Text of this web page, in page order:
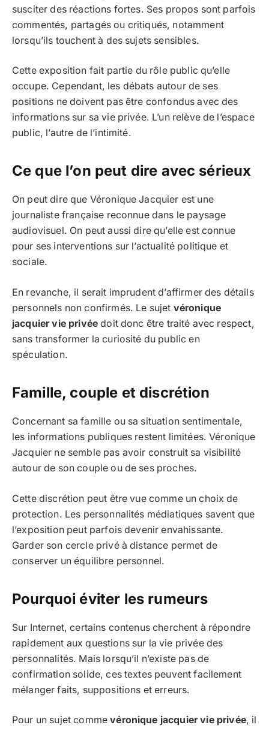
susciter des réactions fortes. Ses propos sont parfois
commentés, partagés ou critiqués, notamment
lorsqu’ils touchent à des sujets sensibles.
Cette exposition fait partie du rôle public qu’elle
occupe. Cependant, les débats autour de ses
positions ne doivent pas être confondus avec des
informations sur sa vie privée. L’un relève de l’espace
public, l’autre de l’intimité.
Ce que l’on peut dire avec sérieux
On peut dire que Véronique Jacquier est une
journaliste française reconnue dans le paysage
audiovisuel. On peut aussi dire qu’elle est connue
pour ses interventions sur l’actualité politique et
sociale.
En revanche, il serait imprudent d’affirmer des détails
personnels non confirmés. Le sujet véronique
jacquier vie privée doit donc être traité avec respect,
sans transformer la curiosité du public en
spéculation.
Famille, couple et discrétion
Concernant sa famille ou sa situation sentimentale,
les informations publiques restent limitées. Véronique
Jacquier ne semble pas avoir construit sa visibilité
autour de son couple ou de ses proches.
Cette discrétion peut être vue comme un choix de
protection. Les personnalités médiatiques savent que
l’exposition peut parfois devenir envahissante.
Garder son cercle privé à distance permet de
conserver un équilibre personnel.
Pourquoi éviter les rumeurs
Sur Internet, certains contenus cherchent à répondre
rapidement aux questions sur la vie privée des
personnalités. Mais lorsqu’il n’existe pas de
confirmation solide, ces textes peuvent facilement
mélanger faits, suppositions et erreurs.
Pour un sujet commevéronique jacquier vie privée, il